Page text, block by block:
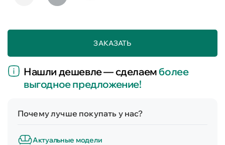
ЗАКАЗАТЬ
Нашли дешевле — сделаемболее
выгодное предложение!
Почему лучше покупать у нас?
Актуальные модели